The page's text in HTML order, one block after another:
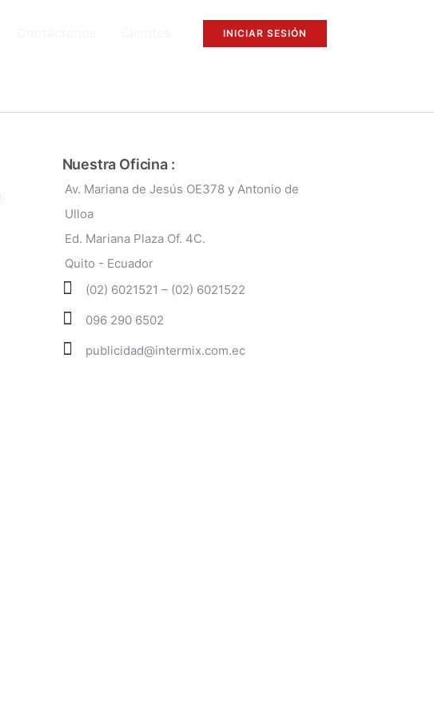
INICIAR SESIÓN
Nuestra Oficina :
Av. Mariana de Jesús OE378 y Antonio de
Ulloa
Ed. Mariana Plaza Of. 4C.
Quito - Ecuador
(02) 6021521 – (02) 6021522
096 290 6502
publicidad@intermix.com.ec